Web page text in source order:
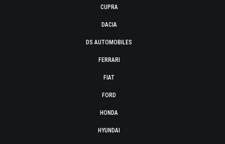
CUPRA
DACIA
DS AUTOMOBILES
FERRARI
FIAT
FORD
HONDA
HYUNDAI